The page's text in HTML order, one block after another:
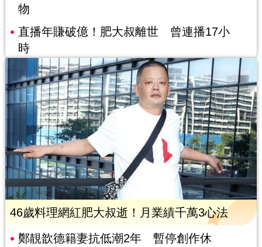
物
直播年賺破億！肥大叔離世 曾連播17小
時
46歲料理網紅肥大叔逝！月業績千萬3心法
鄭靚歆德籍妻抗低潮2年 暫停創作休